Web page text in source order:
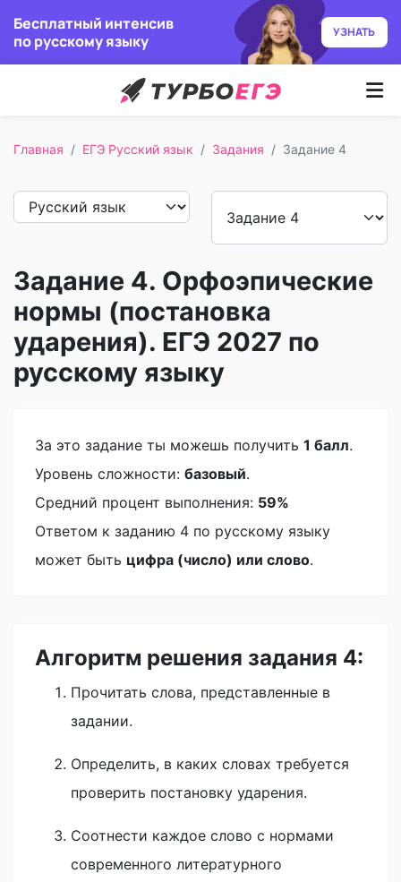
Бесплатный интенсив
по русскому языку
УЗНАТЬ
Преподаватели
Записаться
Бесплатный курс
Главная ЕГЭ Русский язык Задания Задание 4
Задание 4. Орфоэпические
нормы (постановка
ударения). ЕГЭ 2027 по
русскому языку
За это задание ты можешь получить 1 балл.
Уровень сложности: базовый.
Средний процент выполнения: 59%
Ответом к заданию 4 по русскому языку
может быть цифра (число) или слово.
Алгоритм решения задания 4:
Прочитать слова, представленные в
задании.
Определить, в каких словах требуется
проверить постановку ударения.
Соотнести каждое слово с нормами
современного литературного